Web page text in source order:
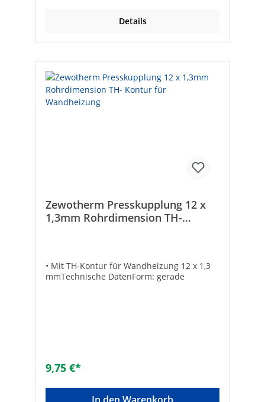
Rissbildungen wird ein Armierungsgewebe
ist ein nach DIN 4726 sauerstoffdichtes
Breitenabmessungen (bis max. 6 m²)
verlegt wird. Der Anschluss erfolgt direkt
an den Verteiler (ohne Sammelleitungen)
durch Klemmverschraubungen.• Zum
Details
Zewotherm Presskupplung 12 x
1,3mm Rohrdimension TH-
• Mit TH-Kontur für Wandheizung 12 x 1,3
mmTechnische DatenForm: gerade
9,75 €*